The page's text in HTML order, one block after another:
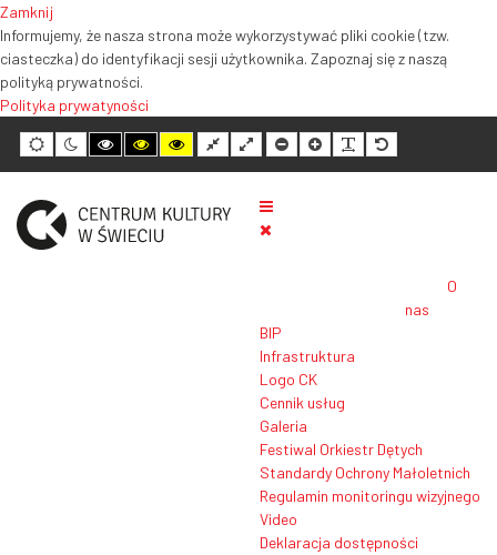
Zamknij
Informujemy, że nasza strona może wykorzystywać pliki cookie (tzw.
ciasteczka) do identyfikacji sesji użytkownika. Zapoznaj się z naszą
polityką prywatności.
Polityka prywatyności
Tryb
domyślny
Tryb
nocny
Tryb
wysokiego
kontrastu
biały
Tryb
wysokiego
kontrastu
żółty
Tryb
wysokiego
kontrastu
czarny
Normalny
układ
Szeroki
układ
Mniejszy
rozmiar
tekstu
Większy
rozmiar
tekstu
Czytelność
tekstu
Domyślny
rozmiar
tekstu
O
nas
BIP
Infrastruktura
Logo CK
Cennik usług
Galeria
Festiwal Orkiestr Dętych
Standardy Ochrony Małoletnich
Regulamin monitoringu wizyjnego
Video
Deklaracja dostępności